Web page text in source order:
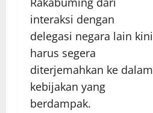
interaksi dengan
delegasi negara lain kini
harus segera
diterjemahkan ke dalam
kebijakan yang
berdampak.